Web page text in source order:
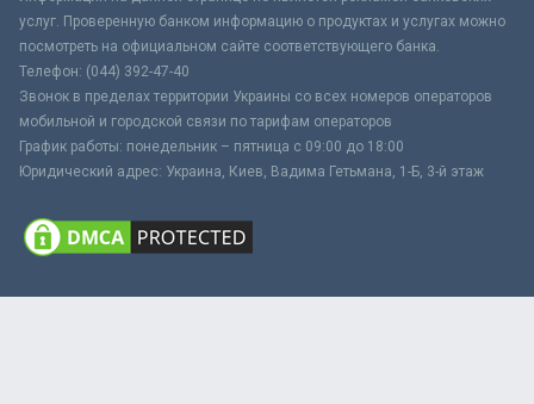
услуг. Проверенную банком информацию о продуктах и услугах можно
посмотреть на официальном сайте соответствующего банка.
Телефон: (044) 392-47-40
Звонок в пределах территории Украины со всех номеров операторов
мобильной и городской связи по тарифам операторов
График работы: понедельник – пятница с 09:00 до 18:00
Юридический адрес: Украина, Киев, Вадима Гетьмана, 1-Б, 3-й этаж